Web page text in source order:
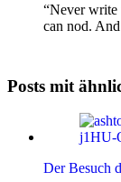
“Never
can nod.
Posts mit
Der Besuch